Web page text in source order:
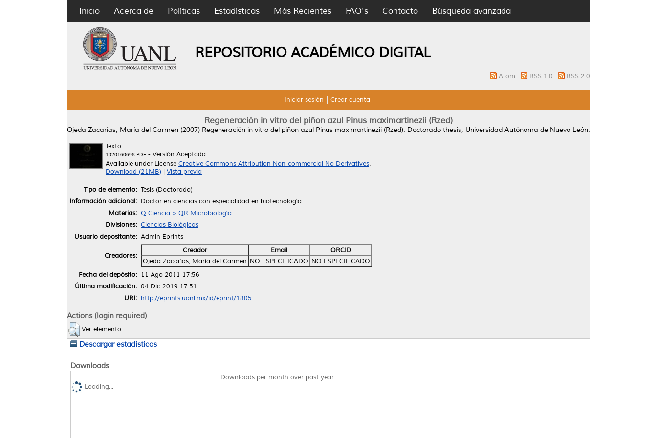
Inicio Acerca de Políticas Estadísticas Más Recientes FAQ's Contacto Búsqueda avanzada
REPOSITORIO ACADÉMICO DIGITAL
Atom RSS 1.0 RSS 2.0
Iniciar sesión Crear cuenta
Regeneración in vitro del piñon azul Pinus maximartinezii (Rzed)
Ojeda Zacarías, María del Carmen (2007) Regeneración in vitro del piñon azul Pinus maximartinezii (Rzed). Doctorado thesis, Universidad Autónoma de Nuevo León.
Texto
1020160698.PDF - Versión Aceptada
Available under License Creative Commons Attribution Non-commercial No Derivatives.
Download (21MB)
Vista previa
Tipo de elemento: Tesis (Doctorado)
Información adicional: Doctor en ciencias con especialidad en biotecnología
Materias: Q Ciencia > QR Microbiología
Divisiones: Ciencias Biológicas
Usuario depositante: Admin Eprints
Creadores:
Creador Email
ORCID
Ojeda Zacarías, María del Carmen NO ESPECIFICADO NO ESPECIFICADO
Fecha del depósito: 11 Ago 2011 17:56
Última modificación: 04 Dic 2019 17:51
URI: http://eprints.uanl.mx/id/eprint/1805
Actions (login required)
Ver elemento
Descargar estadísticas
Downloads
Downloads per month over past year
Loading...